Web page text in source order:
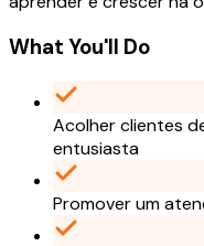
What You'll Do
Acolher clientes
entusiasta
Promover um